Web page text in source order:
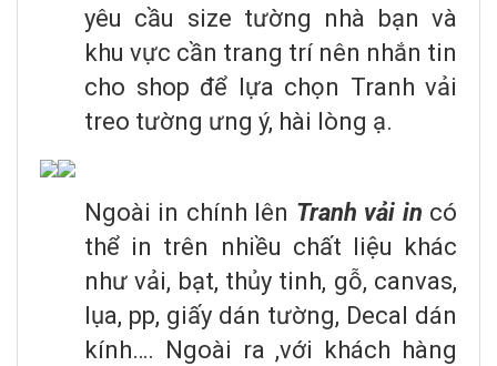
yêu cầu size tường nhà bạn và
khu vực cần trang trí nên nhắn tin
cho shop để lựa chọn Tranh vải
treo tường ưng ý, hài lòng ạ.
Ngoài in chính lên Tranh vải in có
thể in trên nhiều chất liệu khác
như vải, bạt, thủy tinh, gỗ, canvas,
lụa, pp, giấy dán tường, Decal dán
kính…. Ngoài ra ,với khách hàng